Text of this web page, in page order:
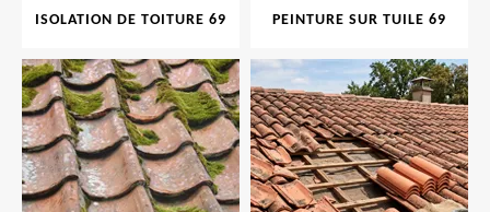
ISOLATION DE TOITURE 69 PEINTURE SUR TUILE 69